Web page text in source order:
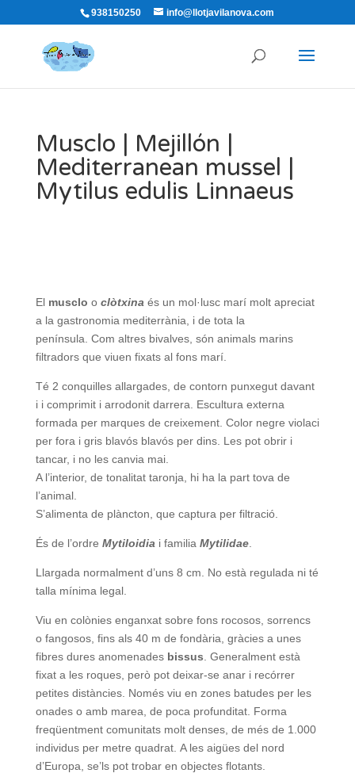
938150250 info@llotjavilanova.com
Musclo | Mejillón |
Mediterranean mussel |
Mytilus edulis Linnaeus
El musclo o clòtxina és un mol·lusc marí molt apreciat
a la gastronomia mediterrània, i de tota la
península. Com altres bivalves, són animals marins
filtradors que viuen fixats al fons marí.
Té 2 conquilles allargades, de contorn punxegut davant
i i comprimit i arrodonit darrera. Escultura externa
formada per marques de creixement. Color negre violaci
per fora i gris blavós blavós per dins. Les pot obrir i
tancar, i no les canvia mai.
A l’interior, de tonalitat taronja, hi ha la part tova de
l’animal.
S’alimenta de plàncton, que captura per filtració.
És de l’ordre Mytiloidia i familia Mytilidae.
Llargada normalment d’uns 8 cm. No està regulada ni té
talla mínima legal.
Viu en colònies enganxat sobre fons rocosos, sorrencs
o fangosos, fins als 40 m de fondària, gràcies a unes
fibres dures anomenades bissus . Generalment està
fixat a les roques, però pot deixar-se anar i recórrer
petites distàncies. Només viu en zones batudes per les
onades o amb marea, de poca profunditat. Forma
freqüentment comunitats molt denses, de més de 1.000
individus per metre quadrat. A les aigües del nord
d’Europa, se’ls pot trobar en objectes flotants.